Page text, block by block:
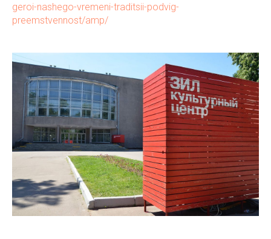
geroi-nashego-vremeni-traditsii-podvig-
preemstvennost/amp/